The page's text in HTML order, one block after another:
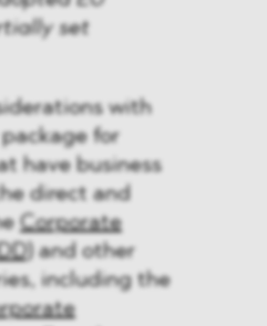
set
with
for
have business
direct and
Corporate
and other
including the